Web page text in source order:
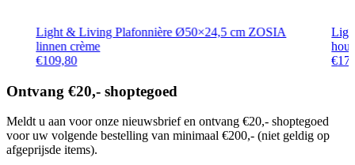
Light & Living Plafonnière Ø50×24,5 cm ZOSIA
linnen crème
€109,80
hout
€
Ontvang €20,- shoptegoed
Meldt u aan voor onze nieuwsbrief en ontvang €20,- shoptegoed
voor uw volgende bestelling van minimaal €200,- (niet geldig op
afgeprijsde items).